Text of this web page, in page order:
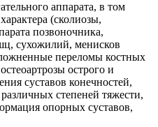
аппарата, в том
(сколиозы,
позвоночника,
сухожилий, менисков
переломы костных
острого и
суставов конечностей,
степеней тяжести,
опорных суставов,